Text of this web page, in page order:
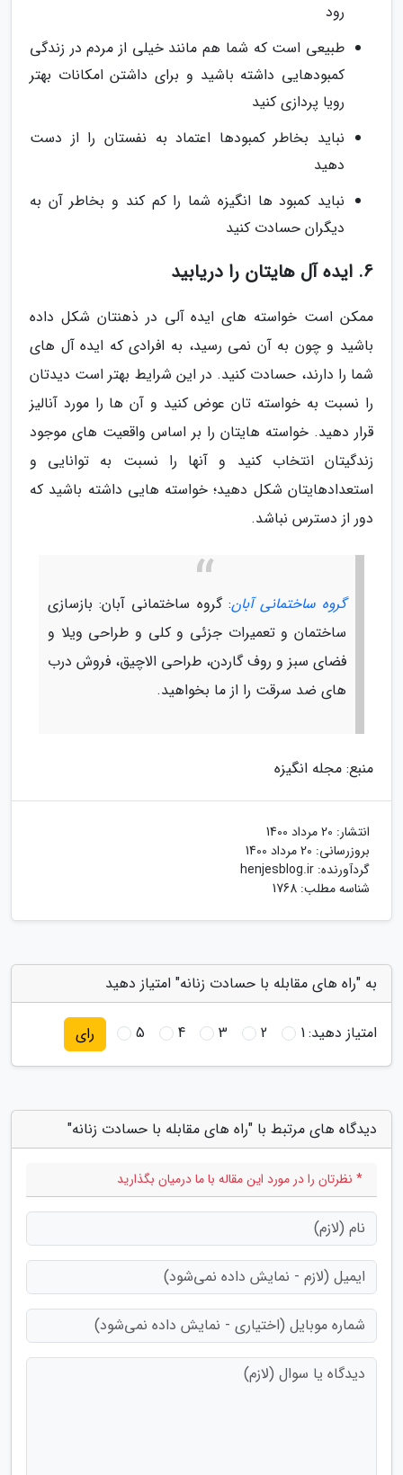
رود
طبیعی است که شما هم مانند خیلی از مردم در زندگی
کمبودهایی داشته باشید و برای داشتن امکانات بهتر
رویا پردازی کنید
نباید بخاطر کمبودها اعتماد به نفستان را از دست
دهید
نباید کمبود ها انگیزه شما را کم کند و بخاطر آن به
دیگران حسادت کنید
6. ایده آل هایتان را دریابید
ممکن است خواسته های ایده آلی در ذهنتان شکل داده
باشید و چون به آن نمی رسید، به افرادی که ایده آل های
شما را دارند، حسادت کنید. در این شرایط بهتر است دیدتان
را نسبت به خواسته تان عوض کنید و آن ها را مورد آنالیز
قرار دهید. خواسته هایتان را بر اساس واقعیت های موجود
زندگیتان انتخاب کنید و آنها را نسبت به توانایی و
استعدادهایتان شکل دهید؛ خواسته هایی داشته باشید که
دور از دسترس نباشد.
گروه ساختمانی آبان: گروه ساختمانی آبان: بازسازی
ساختمان و تعمیرات جزئی و کلی و طراحی ویلا و
فضای سبز و روف گاردن، طراحی الاچیق، فروش درب
های ضد سرقت را از ما بخواهید.
منبع: مجله انگیزه
انتشار: 20 مرداد 1400
بروزرسانی: 20 مرداد 1400
گردآورنده: henjesblog.ir
شناسه مطلب: 1768
به "راه های مقابله با حسادت زنانه" امتیاز دهید
امتیاز دهید:1
2
3
4
5 رای
دیدگاه های مرتبط با "راه های مقابله با حسادت زنانه"
* نظرتان را در مورد این مقاله با ما درمیان بگذارید